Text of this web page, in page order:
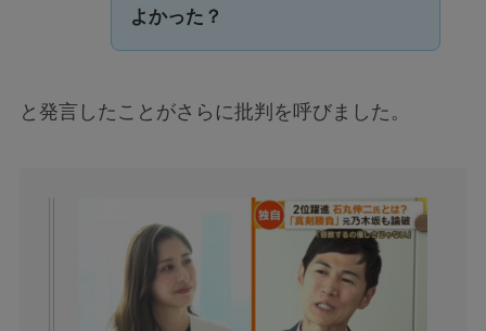
よかった？
と発言したことがさらに批判を呼びました。